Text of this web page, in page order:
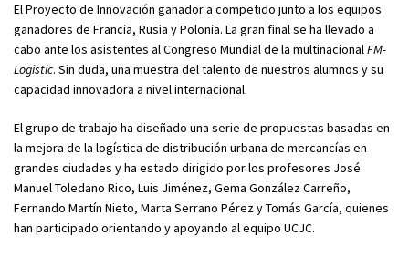
El Proyecto de Innovación ganador a competido junto a los equipos
ganadores de Francia, Rusia y Polonia. La gran final se ha llevado a
cabo ante los asistentes al Congreso Mundial de la multinacionalFM-
Logistic. Sin duda, una muestra del talento de nuestros alumnos y su
capacidad innovadora a nivel internacional.
El grupo de trabajo ha diseñado una serie de propuestas basadas en
la mejora de la logística de distribución urbana de mercancías en
grandes ciudades y ha estado dirigido por los profesores José
Manuel Toledano Rico, Luis Jiménez, Gema González Carreño,
Fernando Martín Nieto, Marta Serrano Pérez y Tomás García, quienes
han participado orientando y apoyando al equipo UCJC.